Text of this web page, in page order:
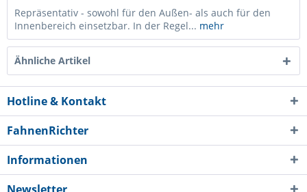
Repräsentativ - sowohl für den Außen- als auch für den
Innenbereich einsetzbar. In der Regel... mehr
Ähnliche Artikel
Hotline & Kontakt
FahnenRichter
Informationen